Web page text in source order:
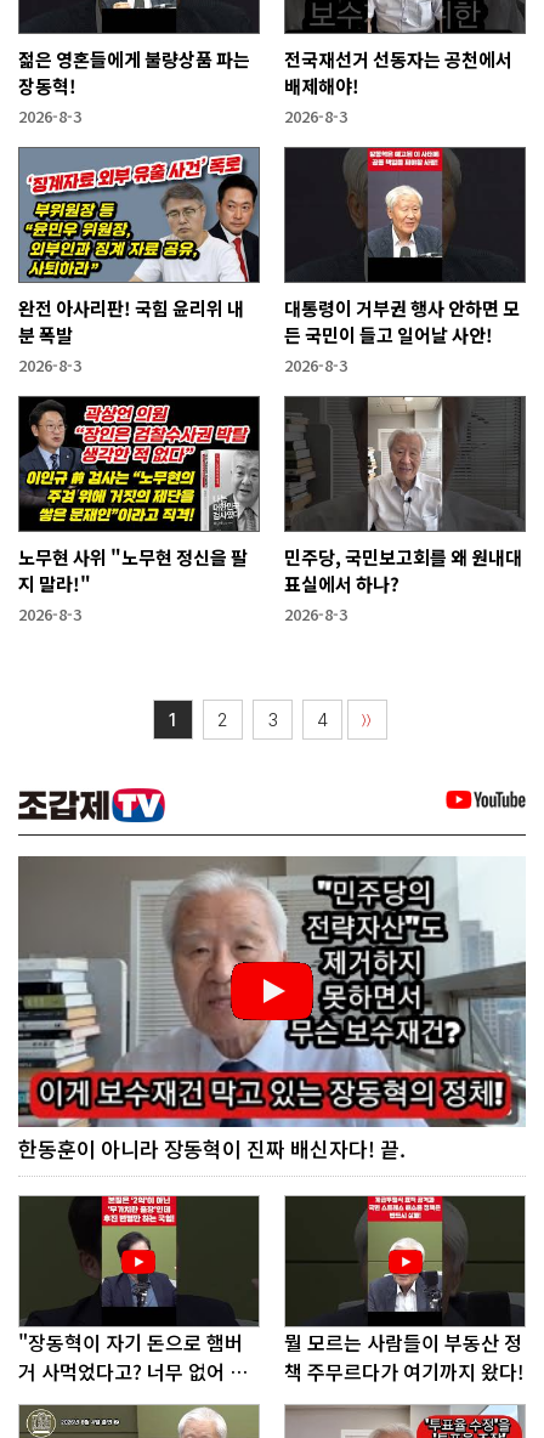
젊은 영혼들에게 불량상품 파는
장동혁!
2026-8-3
전국재선거 선동자는 공천에서
배제해야!
2026-8-3
완전 아사리판! 국힘 윤리위 내
분 폭발
2026-8-3
대통령이 거부권 행사 안하면 모
든 국민이 들고 일어날 사안!
2026-8-3
노무현 사위 "노무현 정신을 팔
지 말라!"
2026-8-3
민주당, 국민보고회를 왜 원내대
표실에서 하나?
2026-8-3
1 2 3 4 〉〉
한동훈이 아니라 장동혁이 진짜 배신자다! 끝.
"장동혁이 자기 돈으로 햄버
거 사먹었다고? 너무 없어 보
인다"
뭘 모르는 사람들이 부동산 정
책 주무르다가 여기까지 왔다!